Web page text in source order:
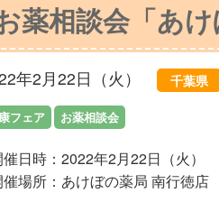
薬相談会「あけ
年2月22日（火） 千葉県
フェア お薬相談会
催日時：2022年2月22日（火）
場所：あけぼの薬局 南行徳店